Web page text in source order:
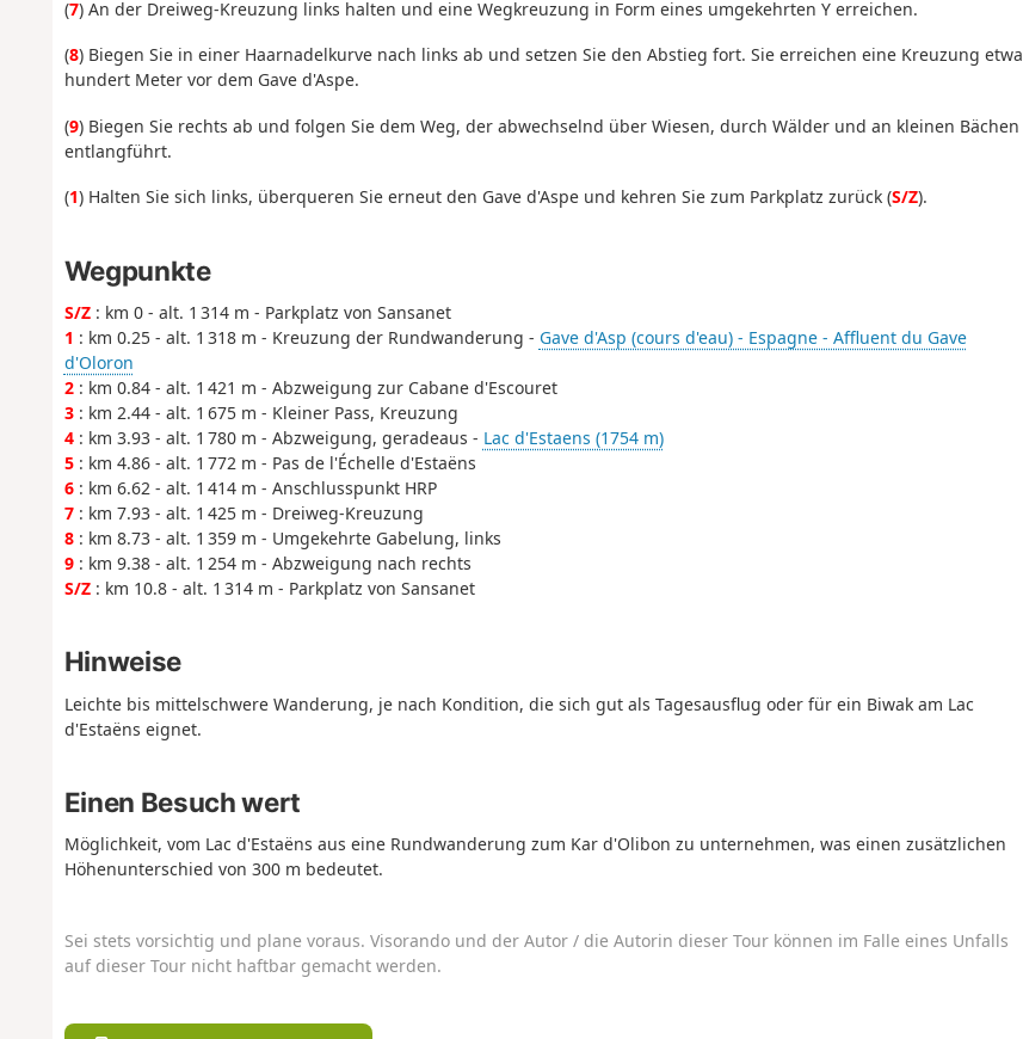
(7) An der Dreiweg-Kreuzung links halten und eine Wegkreuzung in Form eines umgekehrten Y erreichen.
(8) Biegen Sie in einer Haarnadelkurve nach links ab und setzen Sie den Abstieg fort. Sie erreichen eine Kreuzung etwa
hundert Meter vor dem Gave d'Aspe.
(9) Biegen Sie rechts ab und folgen Sie dem Weg, der abwechselnd über Wiesen, durch Wälder und an kleinen Bächen
entlangführt.
(1) Halten Sie sich links, überqueren Sie erneut den Gave d'Aspe und kehren Sie zum Parkplatz zurück (S/Z).
Wegpunkte
S/Z: km 0 - alt. 1 314 m - Parkplatz von Sansanet
1 : km 0.25 - alt. 1 318 m - Kreuzung der Rundwanderung - Gave d'Asp (cours d'eau) - Espagne - Affluent du Gave
d'Oloron
2: km 0.84 - alt. 1 421 m - Abzweigung zur Cabane d'Escouret
3: km 2.44 - alt. 1 675 m - Kleiner Pass, Kreuzung
4: km 3.93 - alt. 1 780 m - Abzweigung, geradeaus - Lac d'Estaens (1754 m)
5: km 4.86 - alt. 1 772 m - Pas de l'Échelle d'Estaëns
6: km 6.62 - alt. 1 414 m - Anschlusspunkt HRP
7: km 7.93 - alt. 1 425 m - Dreiweg-Kreuzung
8: km 8.73 - alt. 1 359 m - Umgekehrte Gabelung, links
9: km 9.38 - alt. 1 254 m - Abzweigung nach rechts
S/Z: km 10.8 - alt. 1 314 m - Parkplatz von Sansanet
Hinweise
Leichte bis mittelschwere Wanderung, je nach Kondition, die sich gut als Tagesausflug oder für ein Biwak am Lac
d'Estaëns eignet.
Einen Besuch wert
Möglichkeit, vom Lac d'Estaëns aus eine Rundwanderung zum Kar d'Olibon zu unternehmen, was einen zusätzlichen
Höhenunterschied von 300 m bedeutet.
Sei stets vorsichtig und plane voraus. Visorando und der Autor / die Autorin dieser Tour können im Falle eines Unfalls
auf dieser Tour nicht haftbar gemacht werden.